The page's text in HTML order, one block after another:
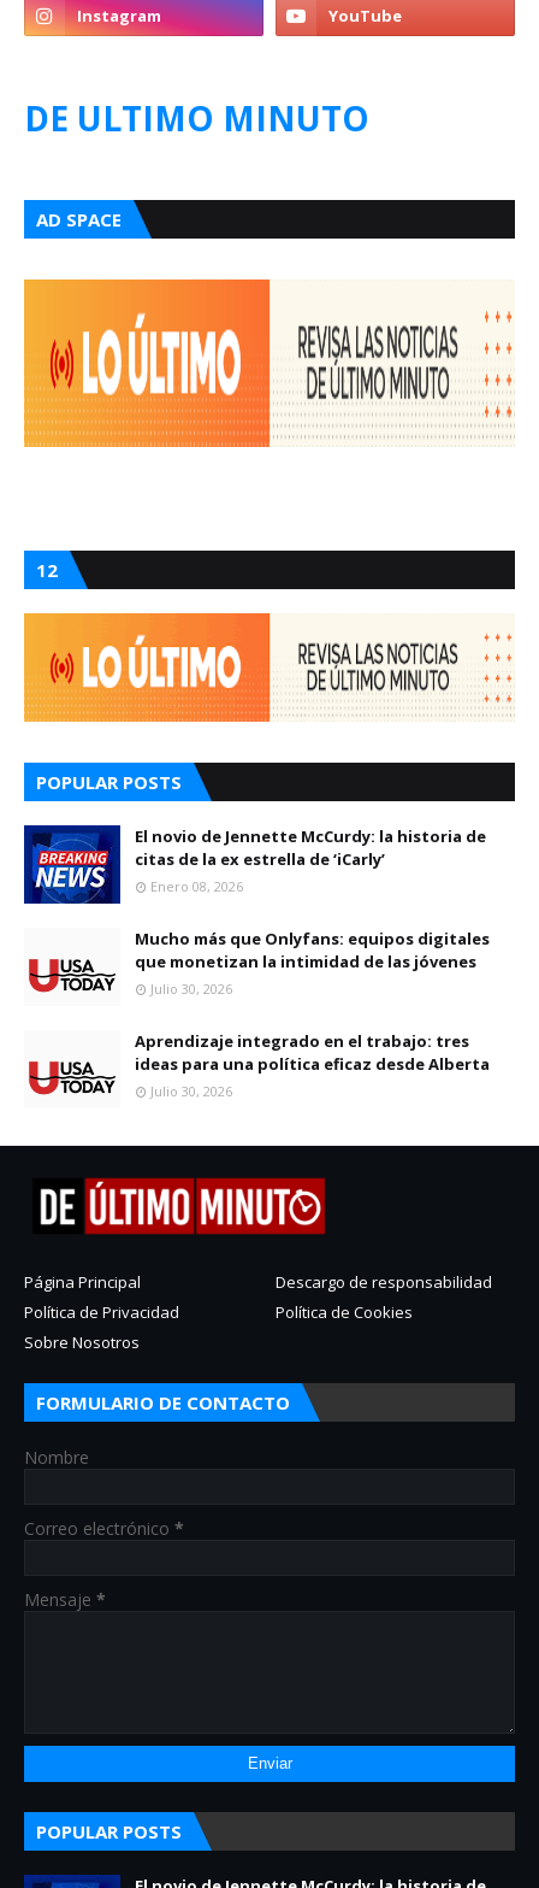
DE ULTIMO MINUTO
AD SPACE
12
POPULAR POSTS
El novio de Jennette McCurdy: la historia de
citas de la ex estrella de ‘iCarly’
Enero 08, 2026
Mucho más que Onlyfans: equipos digitales
que monetizan la intimidad de las jóvenes
Julio 30, 2026
Aprendizaje integrado en el trabajo: tres
ideas para una política eficaz desde Alberta
Julio 30, 2026
Página Principal
Descargo de responsabilidad
Política de Privacidad
Política de Cookies
Sobre Nosotros
FORMULARIO DE CONTACTO
Nombre
Correo electrónico *
Mensaje *
POPULAR POSTS